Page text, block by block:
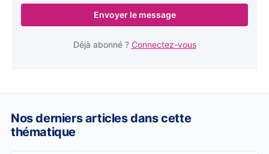
Envoyer le message
Déjà abonné ? Connectez-vous
Nos derniers articles dans cette
thématique